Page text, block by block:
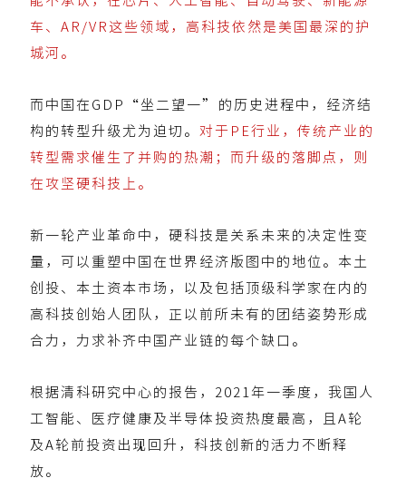
车、AR/VR这些领域，高科技依然是美国最深的护
城河。
而中国在GDP“坐二望一”的历史进程中，经济结
构的转型升级尤为迫切。 对于PE行业，传统产业的
转型需求催生了并购的热潮；而升级的落脚点，则
在攻坚硬科技上。
新一轮产业革命中，硬科技是关系未来的决定性变
量，可以重塑中国在世界经济版图中的地位。本土
创投、本土资本市场，以及包括顶级科学家在内的
高科技创始人团队，正以前所未有的团结姿势形成
合力，力求补齐中国产业链的每个缺口。
根据清科研究中心的报告，2021年一季度，我国人
工智能、医疗健康及半导体投资热度最高，且A轮
及A轮前投资出现回升，科技创新的活力不断释
放。